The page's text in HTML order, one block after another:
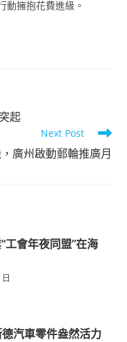
動擁抱花費進級。
起
Next Post
廣州啟動郵輪推廣月
工會年夜同盟”在海
汽車零件盎然活力